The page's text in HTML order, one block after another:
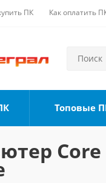
ПК Как оплатить
Топовые
Core